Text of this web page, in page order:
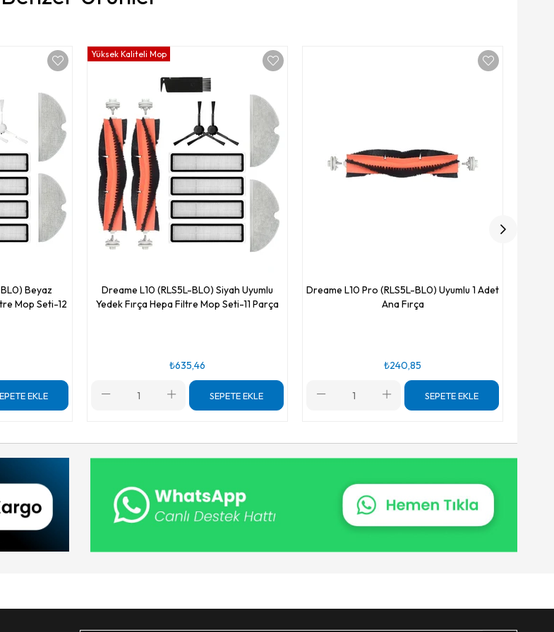
Beyaz
Mop Seti-12
EKLE
Dreame L10 (RLS5L-BL0) Siyah Uyumlu
Yedek Fırça Hepa Filtre Mop Seti-11 Parça
₺635,46
SEPETE EKLE
Yüksek Kaliteli Mop
Dreame L10 Pro (RLS5L-BL0) Uyumlu 1 Adet
Ana Fırça
₺240,85
SEPETE EKLE